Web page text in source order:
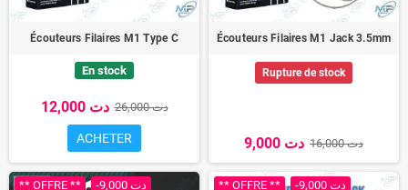
Écouteurs Filaires M1 Type C
En stock
12,000 دت 26,000 دت
ACHETER
Écouteurs Filaires M1 Jack 3.5mm
Rupture de stock
9,000 دت 16,000 دت
** OFFRE ** -9,000 دت ** OFFRE ** -9,000 دت